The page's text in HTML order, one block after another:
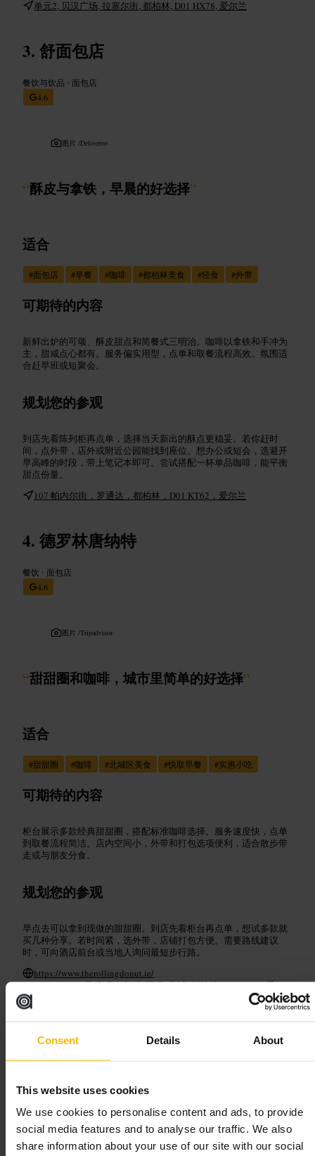
Consent Details About
This website uses cookies
We use cookies to personalise content and ads, to provide
social media features and to analyse our traffic. We also
share information about your use of our site with our social
单元2, 贝汉广场, 拉塞尔街, 都柏林, D01 HX78, 爱尔兰
舒面包店
餐饮与饮品 • 面包店
4.6
图片 /Deliveroo
“酥皮与拿铁，早晨的好选择”
适合
#面包店 #早餐 #咖啡 #都柏林美食 #轻食 #外带
可期待的内容
新鲜出炉的可颂、酥皮甜点和简餐式三明治。咖啡以拿铁和手冲为
主，甜咸点心都有。服务偏实用型，点单和取餐流程高效。氛围适
合赶早班或短聚会。
规划您的参观
到店先看陈列柜再点单，选择当天新出的酥点更稳妥。若你赶时
间，点外带，店外或附近公园能找到座位。想办公或短会，选避开
早高峰的时段，带上笔记本即可。尝试搭配一杯单品咖啡，能平衡
甜点份量。
107 帕内尔街，罗通达，都柏林，D01 KT62，爱尔兰
德罗林唐纳特
餐饮 • 面包店
4.6
图片 /Tripadvisor
“甜甜圈和咖啡，城市里简单的好选择”
适合
#甜甜圈 #咖啡 #北城区美食 #快取早餐 #实惠小吃
可期待的内容
柜台展示多款经典甜甜圈，搭配标准咖啡选择。服务速度快，点单
到取餐流程简洁。店内空间小，外带和打包选项便利，适合散步带
走或与朋友分食。
规划您的参观
早点去可以拿到现做的甜甜圈。到店先看柜台再点单，想试多款就
买几种分享。若时间紧，选外带，店铺打包方便。需要路线建议
时，可向酒店前台或当地人询问最短步行路。
https://www.therollingdonut.ie/
D01 X324, 8 号 奥康奈尔 街 下段, 北城, 都柏林, D01 P2C7, 爱尔
沙格洛夫 烘焙与糕点店
4.6
图片 / Sugarloaf Bakery and Pastry Shop